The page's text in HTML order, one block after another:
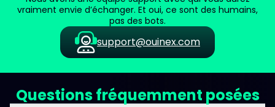
vraiment envie d’échanger. Et oui, ce sont des humains,
pas des bots.
support@ouinex.com
Questions fréquemment posées